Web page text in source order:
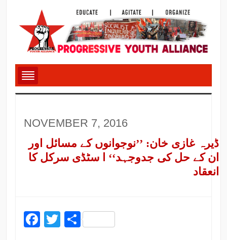
NOVEMBER 7, 2016
ڈیرہ غازی خان: ’’نوجوانوں کے مسائل اور
ان کے حل کی جدوجہد‘‘ ا سٹڈی سرکل کا
انعقاد
Facebook
Twitter
Share